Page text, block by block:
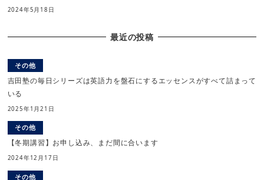
2024年5月18日
最近の投稿
その他
吉田塾の毎日シリーズは英語力を盤石にするエッセンスがすべて詰まって
いる
2025年1月21日
その他
【冬期講習】お申し込み、まだ間に合います
2024年12月17日
その他